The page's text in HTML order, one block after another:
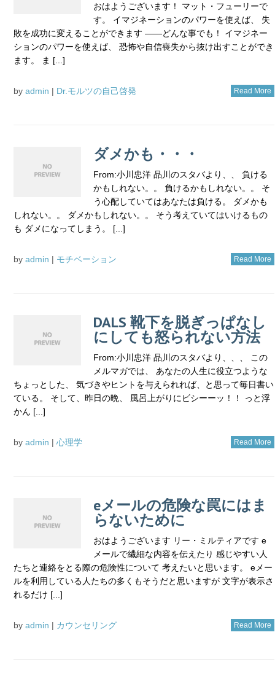
おはようございます！ マット・フューリーで
す。 イマジネーションのパワーを使えば、 失
敗を成功に変えることができます ――どんな事でも！ イマジネー
ションのパワーを使えば、 恐怖や自信喪失から抜け出すことができ
ます。 ま [...]
by admin | Dr.モルツの自己啓発 Read More
ダメかも・・・
From:小川忠洋 品川のスタバより、、 負ける
かもしれない。。 負けるかもしれない。。 そ
う心配していてはあなたは負ける。 ダメかも
しれない。。 ダメかもしれない。。 そう考えていてはいけるもの
も ダメになってしまう。 [...]
by admin | モチベーション Read More
DALS 靴下を脱ぎっぱなし
にしても怒られない方法
From:小川忠洋 品川のスタバより、、、 この
メルマガでは、 あなたの人生に役立つような
ちょっとした、 気づきやヒントを与えられれば、と思って毎日書い
ている。 そして、昨日の晩、 風呂上がりにビシーーッ！！ っと浮
かん [...]
by admin | 心理学 Read More
eメールの危険な罠にはま
らないために
おはようございます リー・ミルティアです e
メールで繊細な内容を伝えたり 感じやすい人
たちと連絡をとる際の危険性について 考えたいと思います。 eメー
ルを利用している人たちの多くもそうだと思いますが 文字が表示さ
れるだけ [...]
by admin | カウンセリング Read More